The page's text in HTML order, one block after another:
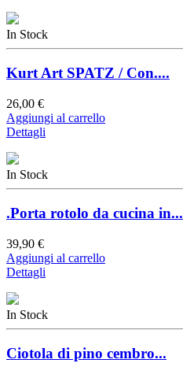
In Stock
Kurt Art SPATZ / Con....
26,00 €
Aggiungi al carrello
Dettagli
In Stock
.Porta rotolo da cucina in...
39,90 €
Aggiungi al carrello
Dettagli
In Stock
Ciotola di pino cembro...